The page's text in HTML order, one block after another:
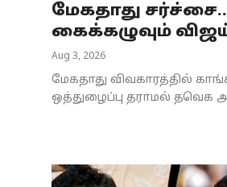
மேகதாது
கைக்கழுவும்
Aug 3, 2026
மேகதாது விவகாரத்தில்
ஒத்துழைப்பு தராமல் தவெக